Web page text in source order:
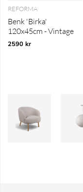
REFORMA
Benk 'Birka'
120x45cm - Vintage
2590 kr